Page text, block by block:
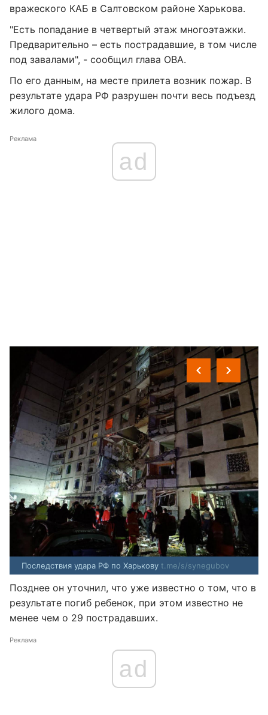
вражеского КАБ в Салтовском районе Харькова.
"Есть попадание в четвертый этаж многоэтажки.
Предварительно – есть пострадавшие, в том числе
под завалами", - сообщил глава ОВА.
По его данным, на месте прилета возник пожар. В
результате удара РФ разрушен почти весь подъезд
жилого дома.
Реклама
ad
Последствия удара РФ по Харькову t.me/s/synegubov
Позднее он уточнил, что уже известно о том, что в
результате погиб ребенок, при этом известно не
менее чем о 29 пострадавших.
Реклама
ad